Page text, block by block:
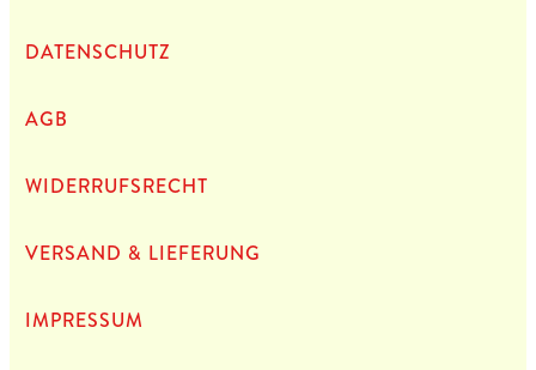
DATEN­SCHUTZ
AGB
WIDERRUFSRECHT
VERSAND & LIEFERUNG
IMPRES­SUM